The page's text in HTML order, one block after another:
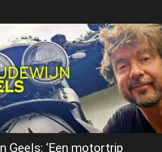
Geels: ‘Een motortrip